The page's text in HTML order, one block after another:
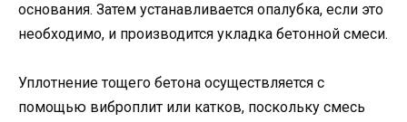
основания. Затем устанавливается опалубка, если это
необходимо, и производится укладка бетонной смеси.
Уплотнение тощего бетона осуществляется с
помощью виброплит или катков, поскольку смесь